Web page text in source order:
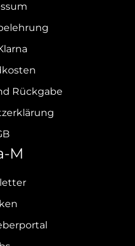
Rückgabe
M